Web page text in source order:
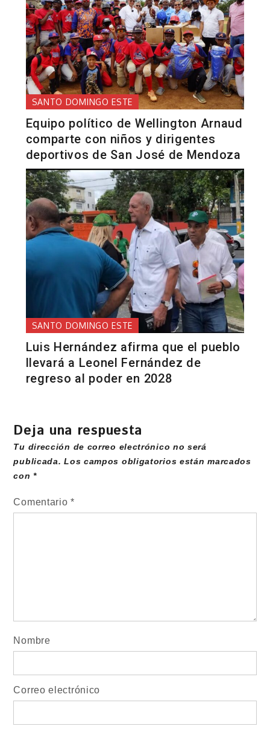
SANTO DOMINGO ESTE
Equipo político de Wellington Arnaud
comparte con niños y dirigentes
deportivos de San José de Mendoza
SANTO DOMINGO ESTE
Luis Hernández afirma que el pueblo
llevará a Leonel Fernández de
regreso al poder en 2028
Deja una respuesta
Tu dirección de correo electrónico no será
publicada. Los campos obligatorios están marcados
con*
Comentario*
Nombre
Correo electrónico